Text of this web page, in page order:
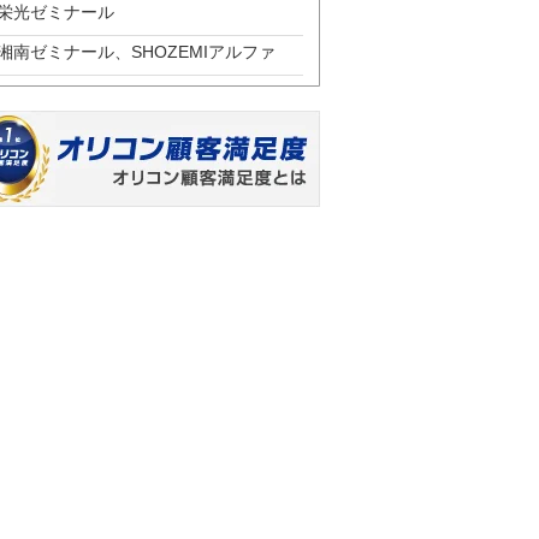
光ゼミナール
南ゼミナール、SHOZEMIアルファ